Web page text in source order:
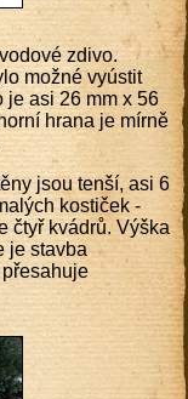
zdivo.
možné vyústit
je asi 26 mm x 56
hrana je mírně
jsou tenší, asi 6
kostiček -
čtyř kvádrů. Výška
je stavba